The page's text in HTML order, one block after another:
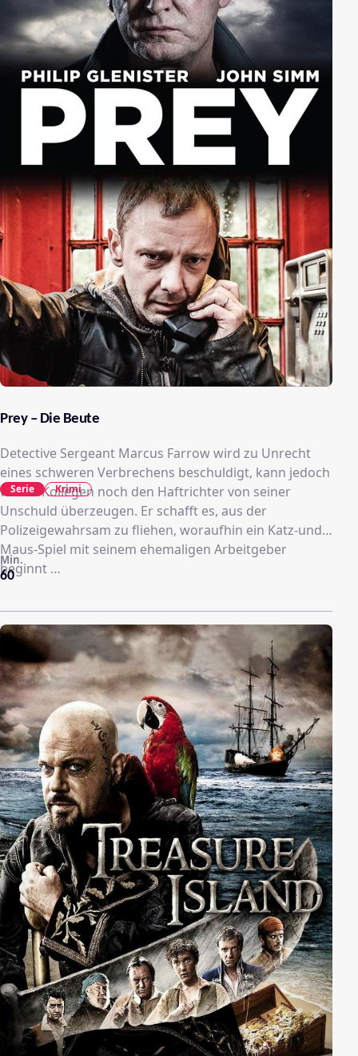
Prey – Die Beute
Detective Sergeant Marcus Farrow wird zu Unrecht
eines schweren Verbrechens beschuldigt, kann jedoch
weder Kollegen noch den Haftrichter von seiner
Unschuld überzeugen. Er schafft es, aus der
Polizeigewahrsam zu fliehen, woraufhin ein Katz-und-
Maus-Spiel mit seinem ehemaligen Arbeitgeber
beginnt …
60
Min.
Serie Krimi